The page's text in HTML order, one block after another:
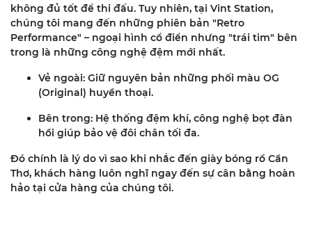
không đủ tốt để thi đấu. Tuy nhiên, tại Vint Station,
chúng tôi mang đến những phiên bản "Retro
Performance" – ngoại hình cổ điển nhưng "trái tim" bên
trong là những công nghệ đệm mới nhất.
Vẻ ngoài: Giữ nguyên bản những phối màu OG
(Original) huyền thoại.
Bên trong: Hệ thống đệm khí, công nghệ bọt đàn
hồi giúp bảo vệ đôi chân tối đa.
Đó chính là lý do vì sao khi nhắc đến giày bóng rổ Cần
Thơ, khách hàng luôn nghĩ ngay đến sự cân bằng hoàn
hảo tại cửa hàng của chúng tôi.